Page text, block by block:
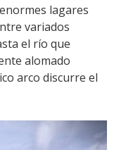
lagares
variados
el río que
alomado
arco discurre el